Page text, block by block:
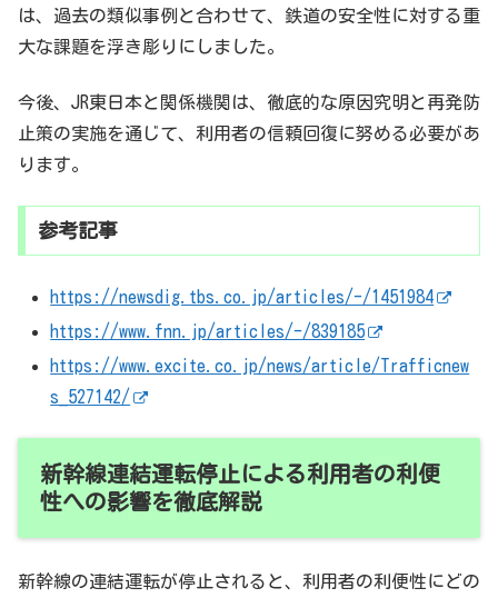
は、過去の類似事例と合わせて、鉄道の安全性に対する重
大な課題を浮き彫りにしました。
今後、JR東日本と関係機関は、徹底的な原因究明と再発防
止策の実施を通じて、利用者の信頼回復に努める必要があ
ります。
参考記事
https://newsdig.tbs.co.jp/articles/-/1451984
https://www.fnn.jp/articles/-/839185
https://www.excite.co.jp/news/article/Trafficnew
s_527142/
新幹線連結運転停止による利用者の利便
性への影響を徹底解説
新幹線の連結運転が停止されると、利用者の利便性にどの